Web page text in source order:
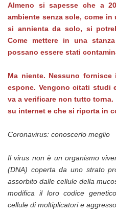
Almeno si sapesse che a
ambiente senza sole, come
si annienta da solo, si
Come mettere in una
possano essere stati
Ma niente. Nessuno
espone. Vengono citati studi
va a verificare non tutto
su internet e che si riporta in
Coronavirus: conoscerlo meglio
Il virus non è un organismo
(DNA) coperta da uno strato
assorbito dalle cellule della
modifica il loro codice
cellule di moltiplicatori e